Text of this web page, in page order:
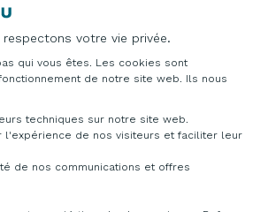
respectons votre vie privée.
Gestion du Consentement :
qui vous êtes. Les cookies sont
de notre site web. Ils nous
techniques sur notre site web.
l'expérience de nos visiteurs et faciliter leur
de nos communications et offres
Axeptio consent
de bureaux peuvent venir
rangement ou les
dubureau avec rangement
pour ranger et classer des
du bureau. Le bureau en
vous permettra d'aménager un
et vintage.
UN BUREAU DESIGN :
& TENDANCE